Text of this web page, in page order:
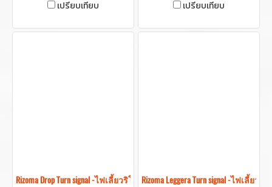
เปรียบเทียบ เปรียบเทียบ
Rizoma Drop Turn signal -ไฟเลี้ยวริโซม่าRizoma Leggera Turn signal -ไฟเลี้ยวริ